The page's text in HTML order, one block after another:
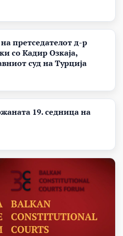
претседателот д-р
со Кадир Озкаја,
суд на Турција
19. седница на